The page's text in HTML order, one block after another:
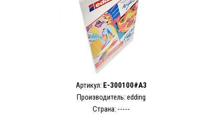
Артикул: E-300100#A3
Производитель: edding
Страна: -----